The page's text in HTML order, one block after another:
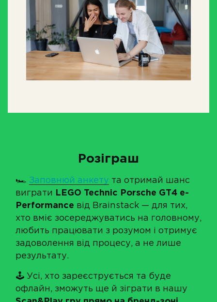
Розіграш
🏎 Заповнюй анкету та отримай шанс
виграти
LEGO Technic Porsche GT4 e-
Performance від Brainstack — для тих,
хто вміє зосереджуватись на головному,
любить працювати з розумом і отримує
задоволення від процесу, а не лише
результату.
🕹 Усі, хто зареєструється та буде
офлайн, зможуть ще й зіграти в нашу